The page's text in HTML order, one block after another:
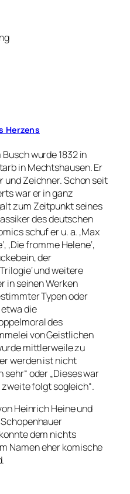
Herzens
wurde 1832 in
in Mechtshausen. Er
Zeichner. Schon seit
war er in ganz
zum Zeitpunkt seines
des deutschen
schuf er u. a. ‚Max
‚Die fromme Helene‘,
der
und weitere
in seinen Werken
Typen oder
die
des
von Geistlichen
mittlerweile zu
werden ist nicht
oder „Dieses war
folgt sogleich“.
Heinrich Heine und
dem nichts
Namen eher komische